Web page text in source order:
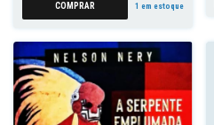
1 em estoque